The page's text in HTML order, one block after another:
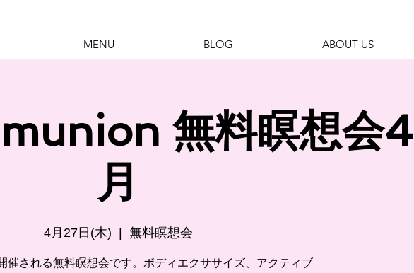
MENU BLOG ABOUT US
無料瞑想会4
月
4月27日(木) 無料瞑想会
催される無料瞑想会です。ボディエクササイズ、アクティブ